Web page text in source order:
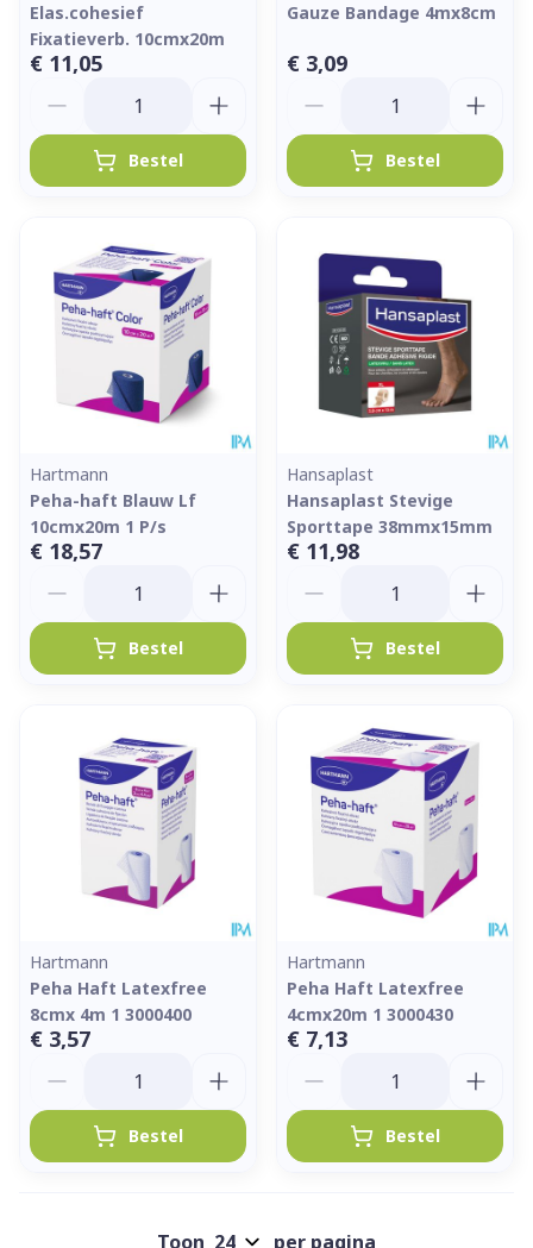
Elas.cohesief
Fixatieverb. 10cmx20m
€ 11,05
Bestel
Gauze Bandage 4mx8cm
€ 3,09
Bestel
Hartmann
Peha-haft Blauw Lf
10cmx20m 1 P/s
€ 18,57
Bestel
Hansaplast
Hansaplast Stevige
Sporttape 38mmx15mm
€ 11,98
Bestel
Hartmann
Peha Haft Latexfree
8cmx 4m 1 3000400
€ 3,57
Bestel
Hartmann
Peha Haft Latexfree
4cmx20m 1 3000430
€ 7,13
Bestel
Toon per pagina